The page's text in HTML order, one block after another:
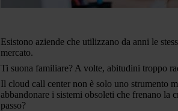
Esistono aziende che utilizzano da anni le
mercato.
Ti suona familiare? A volte, abitudini troppo
Il cloud call center non è solo uno strumento
abbandonare i sistemi obsoleti che frenano la
passo?